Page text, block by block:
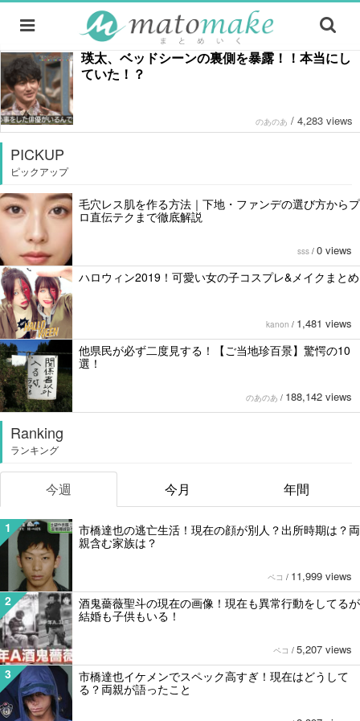
瑛太、ベッドシーンの裏側を暴露！！本当にし
ていた！？
のあのあ / 4,283 views
PICKUP
ピックアップ
毛穴レス肌を作る方法｜下地・ファンデの選び方からプ
ロ直伝テクまで徹底解説
sss / 0 views
ハロウィン2019！可愛い女の子コスプレ&メイクまとめ
kanon / 1,481 views
他県民が必ず二度見する！【ご当地珍百景】驚愕の10
選！
のあのあ / 188,142 views
Ranking
ランキング
今週 今月 年間
1
市橋達也の逃亡生活！現在の顔が別人？出所時期は？両
親含む家族は？
ペコ / 11,999 views
2
酒鬼薔薇聖斗の現在の画像！現在も異常行動をしてるが
結婚も子供もいる！
ペコ / 5,207 views
3
市橋達也イケメンでスペック高すぎ！現在はどうして
る？両親が語ったこと